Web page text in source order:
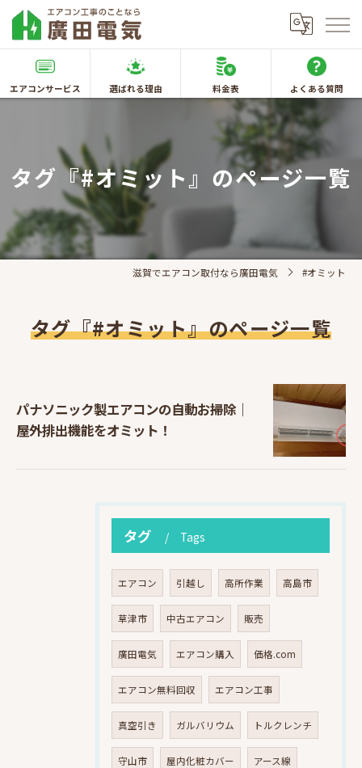
エアコンサービス 選ばれる理由 料金表 よくある質問
タグ『#オミット』のページ一覧
滋賀でエアコン取付なら廣田電気 #オミット
タグ『#オミット』のページ一覧
パナソニック製エアコンの自動お掃除｜
屋外排出機能をオミット！
タグ Tags
エアコン 引越し 高所作業 高島市
草津市 中古エアコン 販売
廣田電気 エアコン購入 価格.com
エアコン無料回収 エアコン工事
真空引き ガルバリウム トルクレンチ
守山市 屋内化粧カバー アース線